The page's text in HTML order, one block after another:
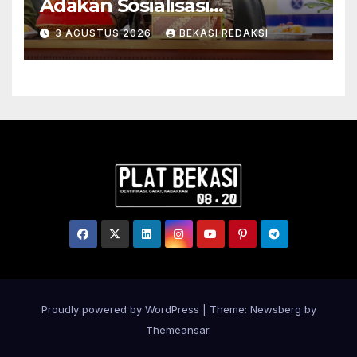
Adakan Sosialisasi
Pengadministrasian Tanah
Ulayat untuk Perkuat
Kepastian Hukum bagi
3 AGUSTUS 2026 BEKASI REDAKSI
Proudly powered by WordPress Theme: Newsberg by
Themeansar.